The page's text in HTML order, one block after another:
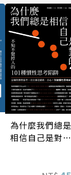
為什麼我們總是
相信自己是對